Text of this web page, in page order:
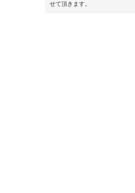
せて頂きます。